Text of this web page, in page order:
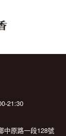
21:30
中原路一段128號